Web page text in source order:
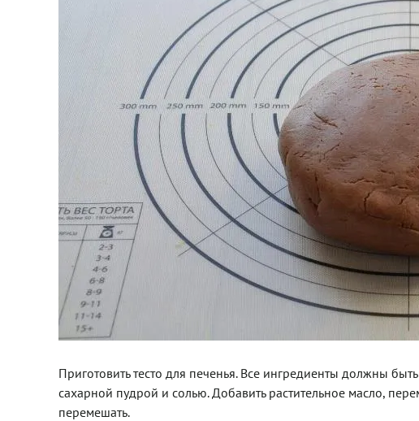
Приготовить тесто для печенья. Все ингредиенты должны
сахарной пудрой и солью. Добавить растительное масло,
перемешать.